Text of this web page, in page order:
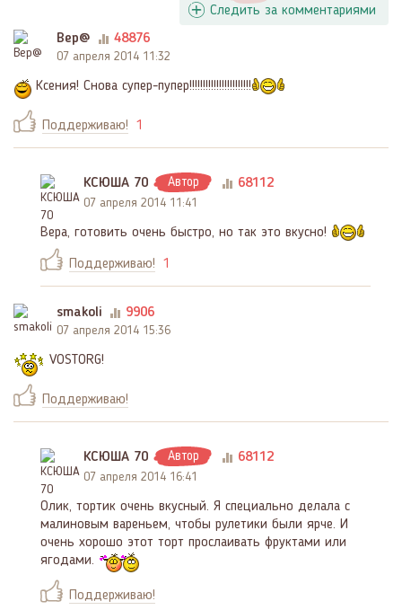
Следить за комментариями
Вер@
48876
07 апреля 2014 11:32
Ксения! Снова супер-пупер!!!!!!!!!!!!!!!!!!!!!!!
Поддерживаю! 1
КСЮША 70 Автор 68112
07 апреля 2014 11:41
Вера, готовить очень быстро, но так это вкусно!
Поддерживаю! 1
smakoli 9906
07 апреля 2014 15:36
VOSTORG!
Поддерживаю!
КСЮША 70 Автор 68112
07 апреля 2014 16:41
Олик, тортик очень вкусный. Я специально делала с
малиновым вареньем, чтобы рулетики были ярче. И
очень хорошо этот торт прослаивать фруктами или
ягодами.
Поддерживаю!